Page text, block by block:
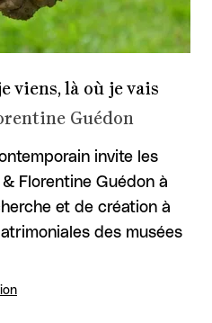
viens, là où je vais
Guédon
invite les
Florentine Guédon à
et de création à
des musées